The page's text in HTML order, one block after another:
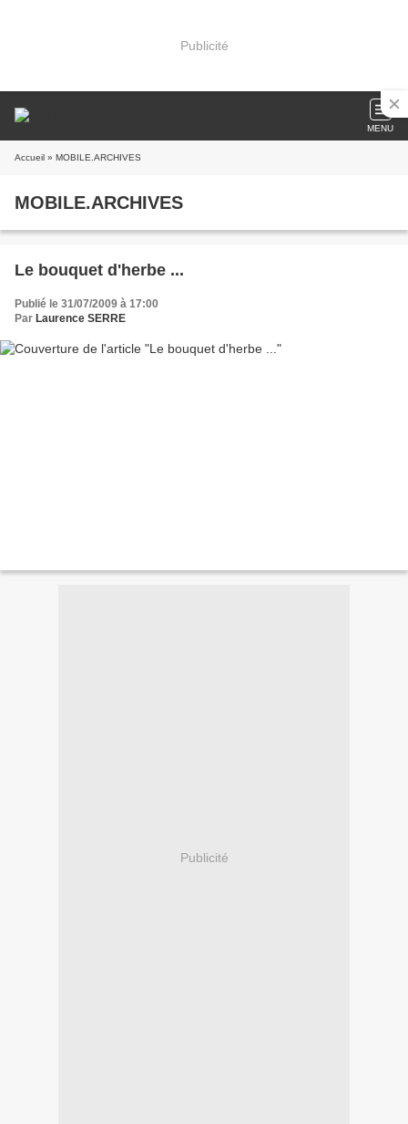
Publicité
MENU
Accueil » MOBILE.ARCHIVES
MOBILE.ARCHIVES
Le bouquet d'herbe ...
Publié le 31/07/2009 à 17:00
Par Laurence SERRE
Publicité